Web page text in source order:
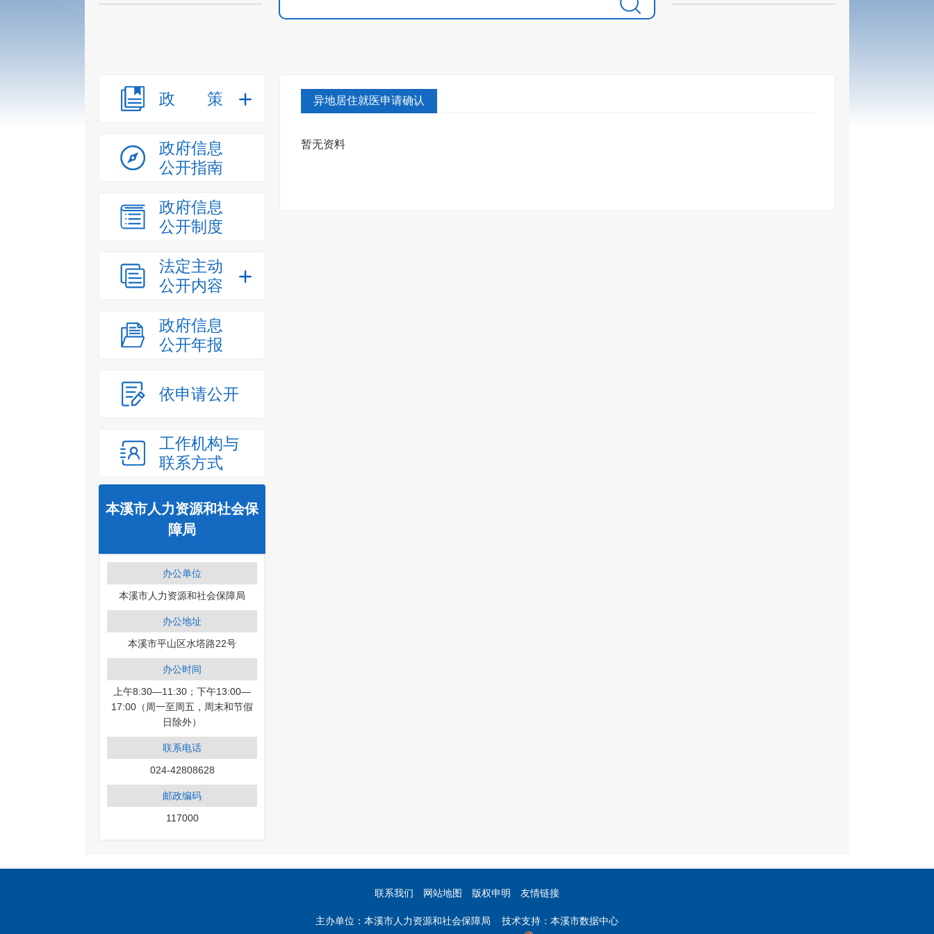
政策
政府信息
公开指南
政府信息
公开制度
法定主动
公开内容
政府信息
公开年报
依申请公开
工作机构与
联系方式
本溪市人力资源和社会保
障局
办公单位
本溪市人力资源和社会保障局
办公地址
本溪市平山区水塔路22号
办公时间
上午8:30—11:30；下午13:00—
17:00（周一至周五，周末和节假
日除外）
联系电话
024-42808628
邮政编码
117000
异地居住就医申请确认
暂无资料
联系我们 网站地图 版权申明 友情链接
主办单位：本溪市人力资源和社会保障局 技术支持：本溪市数据中心